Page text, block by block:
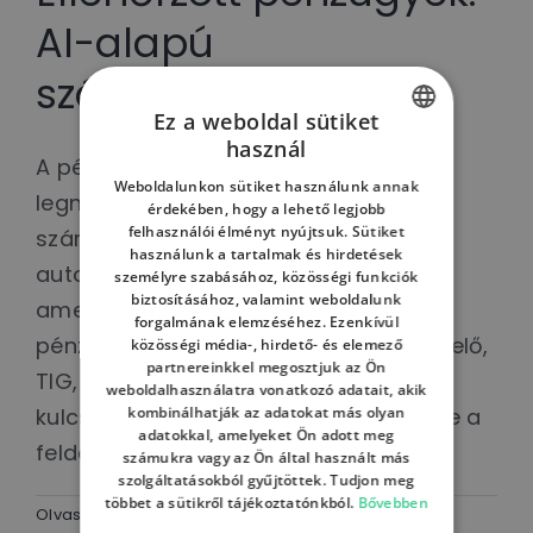
AI-alapú
számlafeldolgozás
A pénzügyi adminisztráció egyik
legnagyobb időigényű területe a
számlafeldolgozás. Célunk egy olyan
automatizált rendszer kialakítása volt,
amely felismeri és összepárosítja a
pénzügyi dokumentumokat (megrendelő,
TIG, számla), valamint kinyeri a
kulcsadatokat – jelentősen csökkentve a
feldolgozási időt.
Olvass tovább
ENGLISH
HUNGARIAN
Ez a weboldal sütiket
használ
Weboldalunkon sütiket használunk annak
érdekében, hogy a lehető legjobb
felhasználói élményt nyújtsuk. Sütiket
használunk a tartalmak és hirdetések
személyre szabásához, közösségi funkciók
biztosításához, valamint weboldalunk
forgalmának elemzéséhez. Ezenkívül
közösségi média-, hirdető- és elemező
partnereinkkel megosztjuk az Ön
weboldalhasználatra vonatkozó adatait, akik
kombinálhatják az adatokat más olyan
adatokkal, amelyeket Ön adott meg
számukra vagy az Ön által használt más
szolgáltatásokból gyűjtöttek. Tudjon meg
többet a sütikről tájékoztatónkból. Bővebben